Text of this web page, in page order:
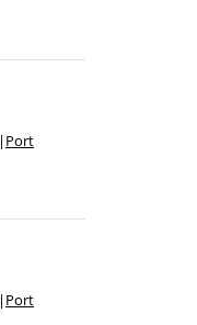
| Port
| Port